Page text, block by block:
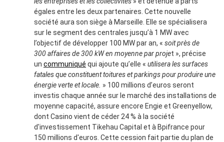
égales entre les deux partenaires. Cette nouvelle
société aura son siège à Marseille. Elle se spécialisera
sur le segment des centrales jusqu’à 1 MW avec
l’objectif de développer 100 MW par an, « soit près de
300 affaires de 300 kW en moyenne par projet », précise
un communiqué qui ajoute qu’elle « utilisera les surfaces
fatales que constituent toitures et parkings pour produire une
énergie verte et locale. » 100 millions d’euros seront
investis chaque année sur le marché des installations de
moyenne capacité, assure encore Engie et Greenyellow,
dont Casino vient de céder 24 % à la société
d'investissement Tikehau Capital et à Bpifrance pour
150 millions d'euros. Cette cession fait partie du plan de